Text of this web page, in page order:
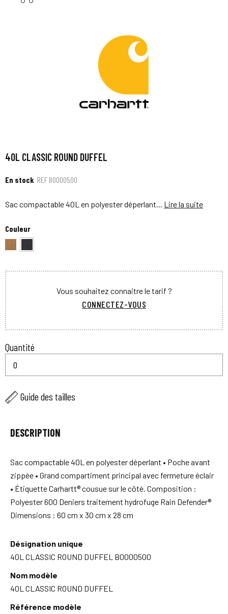
40L CLASSIC ROUND DUFFEL
En stock REF B0000500
Sac compactable 40L en polyester déperlant... Lire la suite
Couleur
Vous souhaitez connaitre le tarif ?
CONNECTEZ-VOUS
Quantité
Guide des tailles
DESCRIPTION
Sac compactable 40L en polyester déperlant • Poche avant
zippée • Grand compartiment principal avec fermeture éclair
• Étiquette Carhartt® cousue sur le côté. Composition :
Polyester 600 Deniers traitement hydrofuge Rain Defender®
Dimensions : 60 cm x 30 cm x 28 cm
Désignation unique
40L CLASSIC ROUND DUFFEL B0000500
Nom modèle
40L CLASSIC ROUND DUFFEL
Référence modèle